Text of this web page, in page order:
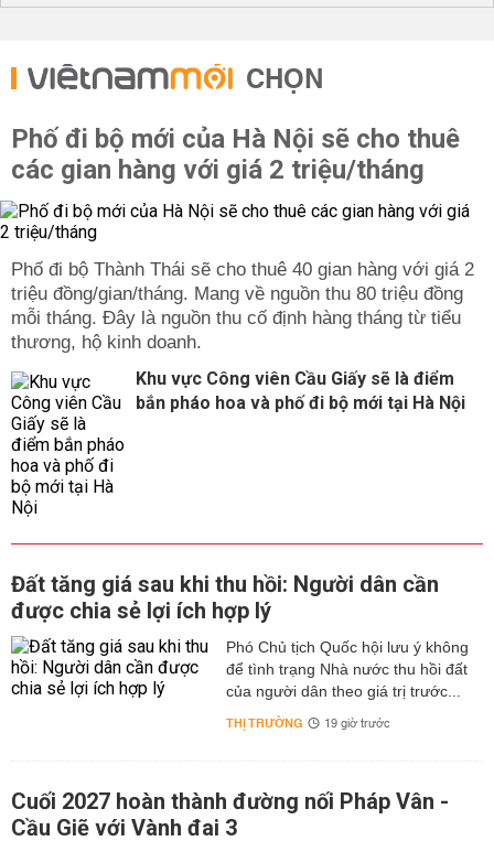
CHỌN
Phố đi bộ mới của Hà Nội sẽ cho thuê
các gian hàng với giá 2 triệu/tháng
Phố đi bộ Thành Thái sẽ cho thuê 40 gian hàng với giá 2
triệu đồng/gian/tháng. Mang về nguồn thu 80 triệu đồng
mỗi tháng. Đây là nguồn thu cố định hàng tháng từ tiểu
thương, hộ kinh doanh.
Khu vực Công viên Cầu Giấy sẽ là điểm
bắn pháo hoa và phố đi bộ mới tại Hà Nội
Đất tăng giá sau khi thu hồi: Người dân cần
được chia sẻ lợi ích hợp lý
Phó Chủ tịch Quốc hội lưu ý không
để tình trạng Nhà nước thu hồi đất
của người dân theo giá trị trước...
THỊ TRƯỜNG 19 giờ trước
Cuối 2027 hoàn thành đường nối Pháp Vân -
Cầu Giẽ với Vành đai 3